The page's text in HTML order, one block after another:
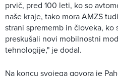
prvič, pred 100 leti, ko so
naše kraje, tako mora AMZS
strani sprememb in človeka,
preskušali novi mobilnostni
tehnologije," je dodal.
Na koncu svojega govora je